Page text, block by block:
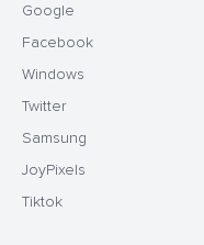
Google
Facebook
Windows
Twitter
Samsung
JoyPixels
Tiktok